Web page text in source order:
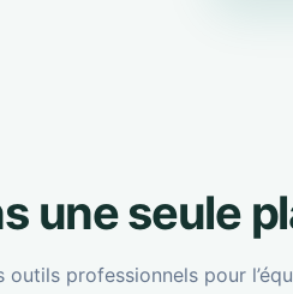
une seule
professionnels pour